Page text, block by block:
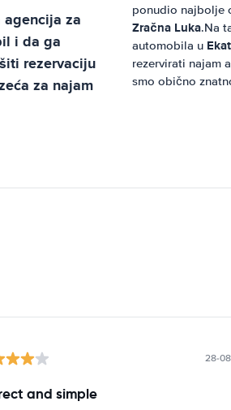
agencija za
i da ga
rezervaciju
za najam
ponudio najbolje
Zračna Luka.Na
automobila u
rezervirati najam
smo obično
28-
and simple